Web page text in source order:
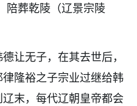
陪葬乾陵（辽景宗陵
让无子，在其去世后，
隆裕之子宗业过继给韩
末，每代辽朝皇帝都会